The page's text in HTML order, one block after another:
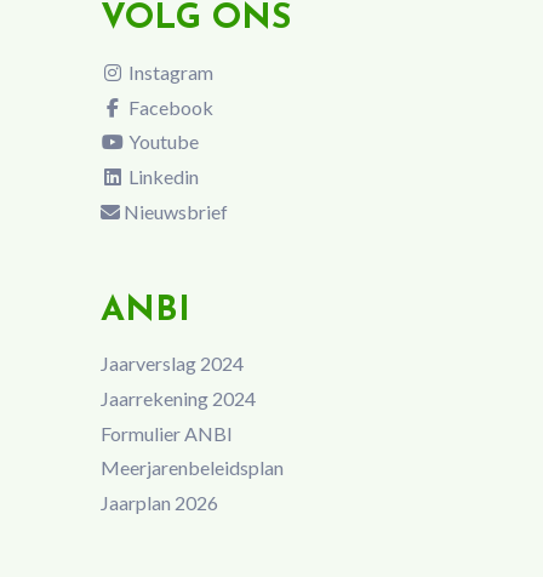
VOLG ONS
Instagram
Facebook
Youtube
Linkedin
Nieuwsbrief
ANBI
Jaarverslag 2024
Jaarrekening 2024
Formulier ANBI
Meerjarenbeleidsplan
Jaarplan 2026